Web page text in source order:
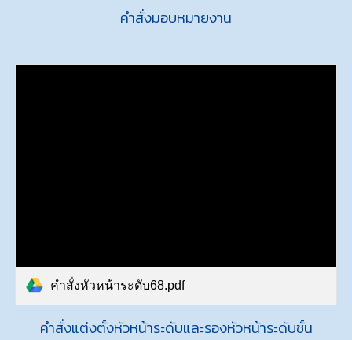
คำสั่งมอบหมายงาน
คำสั่งหัวหน้าระดับ68.pdf
คำสั่งแต่งตั้งหัวหน้าระดับและรองหัวหน้าระดับชั้น